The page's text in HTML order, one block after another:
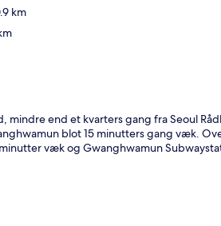
km
mindre end et kvarters gang fra Seoul
blot 15 minutters gang væk.
væk og Gwanghwamun